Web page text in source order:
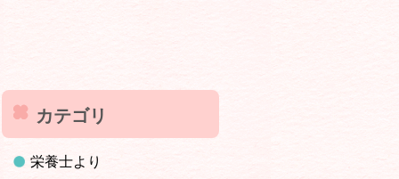
カテゴリ
栄養士より